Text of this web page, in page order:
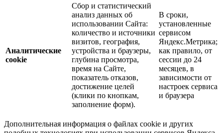
Аналитические
cookie
Сбор и статистический
анализ данных об
использовании Сайта:
количество и источники
визитов, география,
устройства и браузеры,
глубина просмотра,
время на Сайте,
показатель отказов,
достижение целей
(клики по кнопкам,
заполнение форм).
В сроки,
установленные
сервисом
Яндекс.Метрика;
как правило, от
сессии до 24
месяцев, в
зависимости от
настроек сервиса
и браузера
Дополнительная информация о файлах cookie и других